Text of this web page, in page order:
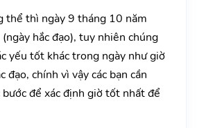
thể thì ngày 9 tháng 10 năm
hắc đạo), tuy nhiên chúng
yếu tốt khác trong ngày như giờ
đạo, chính vì vậy các bạn cần
để xác định giờ tốt nhất để